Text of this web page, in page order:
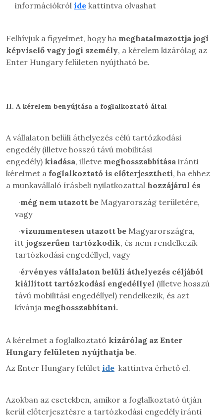
információkról ide kattintva olvashat
Felhívjuk a figyelmet, hogy ha meghatalmazottja jogi
képviselő vagy jogi személy, a kérelem kizárólag az
Enter Hungary felületen nyújtható be.
II. A kérelem benyújtása a foglalkoztató által
A vállalaton belüli áthelyezés célú tartózkodási
engedély (illetve hosszú távú mobilitási
engedély) kiadása, illetve meghosszabbítása iránti
kérelmet a foglalkoztató is előterjesztheti, ha ehhez
a munkavállaló írásbeli nyilatkozattal hozzájárul és
·még nem utazott be Magyarország területére,
vagy
·vízummentesen utazott be Magyarországra,
itt jogszerűen tartózkodik, és nem rendelkezik
tartózkodási engedéllyel, vagy
·érvényes vállalaton belüli áthelyezés céljából
kiállított tartózkodási engedéllyel (illetve hosszú
távú mobilitási engedéllyel) rendelkezik, és azt
kívánja meghosszabbítani.
A kérelmet a foglalkoztató kizárólag az Enter
Hungary felületen nyújthatja be.
Az Enter Hungary felület ide kattintva érhető el.
Azokban az esetekben, amikor a foglalkoztató útján
kerül előterjesztésre a tartózkodási engedély iránti